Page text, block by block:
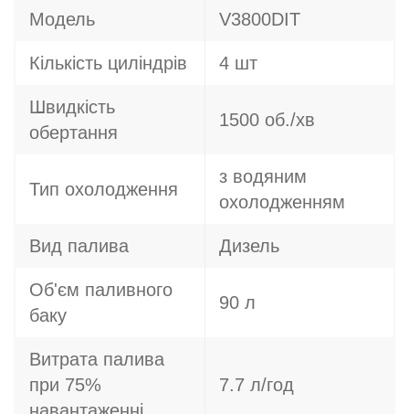
Модель V3800DIT
Кількість циліндрів 4 шт
Швидкість
обертання
1500 об./хв
Тип охолодження
з водяним
охолодженням
Вид палива Дизель
Об'єм паливного
баку
90 л
Витрата палива
при 75%
7.7 л/год